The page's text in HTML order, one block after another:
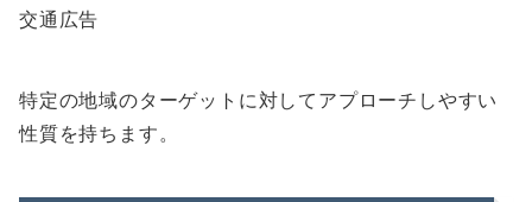
交通広告
特定の地域のターゲットに対してアプローチしやすい
性質を持ちます。